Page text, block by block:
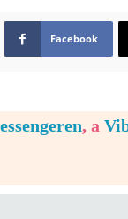
Facebook
, a